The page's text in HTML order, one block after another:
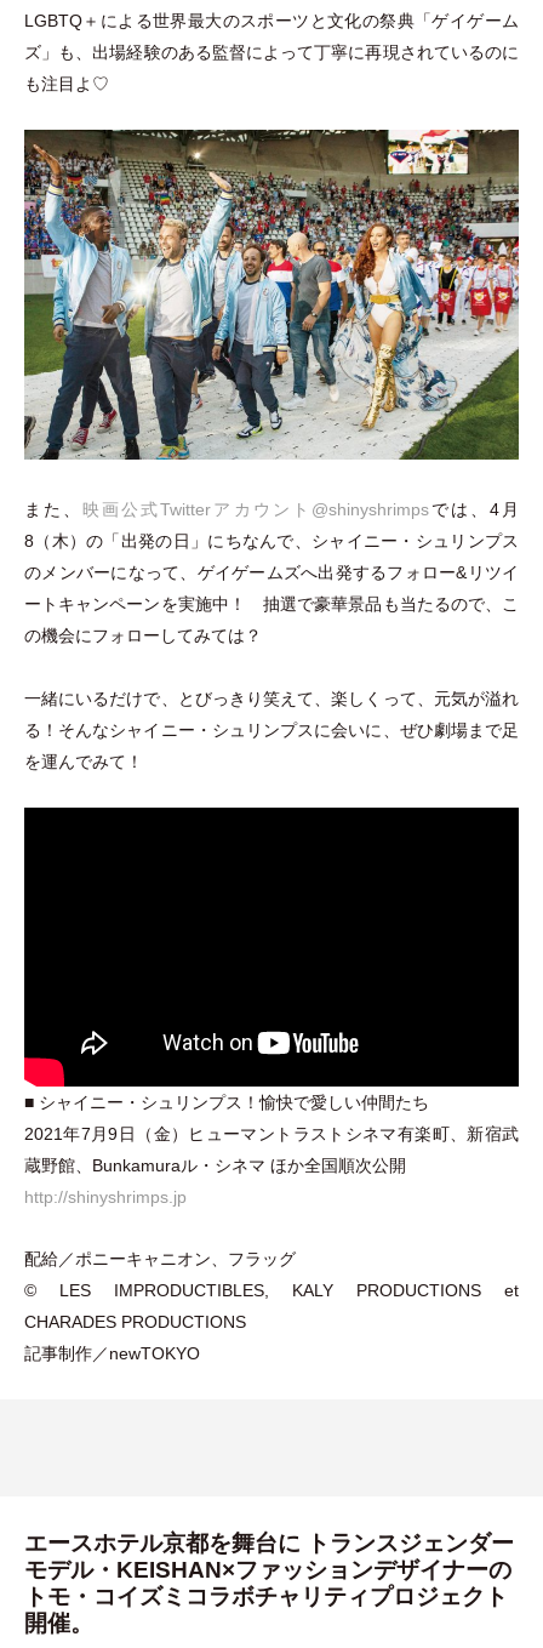
LGBTQ＋による世界最大のスポーツと文化の祭典 「ゲイゲーム
ズ 」
も、出場経験のある監督によって丁寧に再現されているのに
も注目よ♡
また、 映画公式Twitterアカウント@shinyshrimpsでは、4月
8 （木）の 「 出発の日 」 にちなんで、シャイニー ・ シュリンプス
のメンバーになって、ゲイゲームズへ出発するフォロー&リツイ
ートキャンペーンを実施中！ 抽選で豪華景品も当たるので、こ
の機会にフォローしてみては？
一緒にいるだけで、とびっきり笑えて、楽しくって、元気が溢れ
る！そんなシャイニー ・ シュリンプスに会いに、ぜひ劇場まで足
を運んでみて！
■ シャイニー ・ シュリンプス！愉快で愛しい仲間たち
2021年7月9日
（金）
ヒューマントラストシネマ有楽町、新宿武
蔵野館、Bunkamuraル ・ シネマ ほか全国順次公開
http://shinyshrimps.jp
配給／ポニーキャニオン、フラッグ
© LES IMPRODUCTIBLES, KALY PRODUCTIONS et
CHARADES PRODUCTIONS
記事制作／newTOKYO
エースホテル京都を舞台に トランスジェンダー
モデル・KEISHAN×ファッションデザイナーの
トモ・コイズミコラボチャリティプロジェクト
開催。